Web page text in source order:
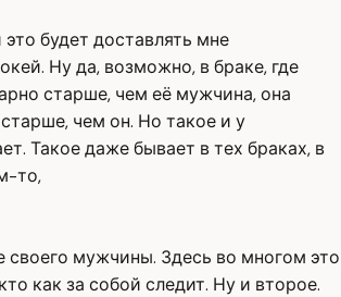
будет доставлять мне
Ну да, возможно, в браке, где
старше, чем её мужчина, она
чем он. Но такое и у
Такое даже бывает в тех браках, в
то,
мужчины. Здесь во многом это
как за собой следит. Ну и второе.